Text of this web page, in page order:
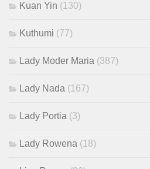
Kuan Yin (130)
Kuthumi (77)
Lady Moder Maria (387)
Lady Nada (167)
Lady Portia (3)
Lady Rowena (18)